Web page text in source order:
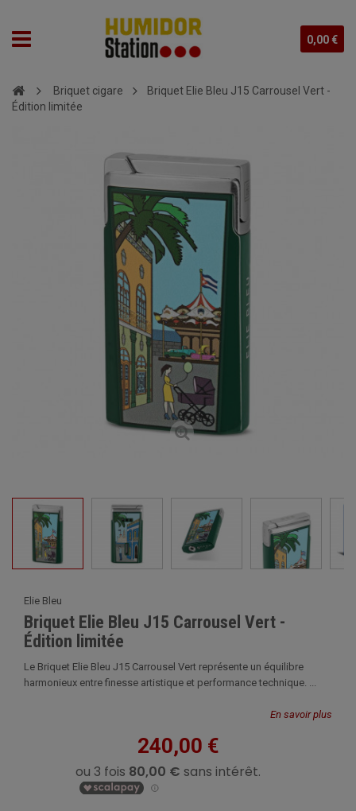
0,00 €
Briquet cigare
Briquet Elie Bleu J15 Carrousel Vert -
Édition limitée
Elie Bleu
Briquet Elie Bleu J15 Carrousel Vert -
Édition limitée
Le Briquet Elie Bleu J15 Carrousel Vert représente un équilibre
harmonieux entre finesse artistique et performance technique. ...
En savoir plus
240,00 €